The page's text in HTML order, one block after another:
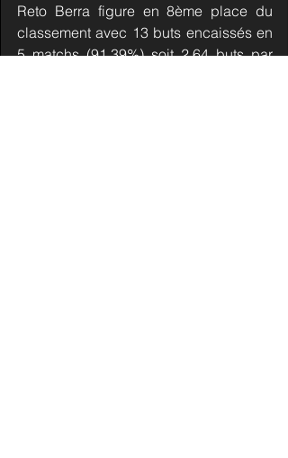
Reto Berra figure en 8ème place du
classement avec 13 buts encaissés en
5 matchs (91.39%) soit 2.64 buts par